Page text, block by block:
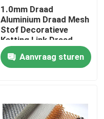
1.0mm Draad
Aluminium Draad Mesh
Stof Decoratieve
Ketting Link Draad
Mesh Gordijn
Aanvraag sturen